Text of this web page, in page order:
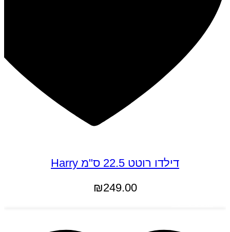
דילדו רוטט 22.5 ס"מ Harry
₪249.00